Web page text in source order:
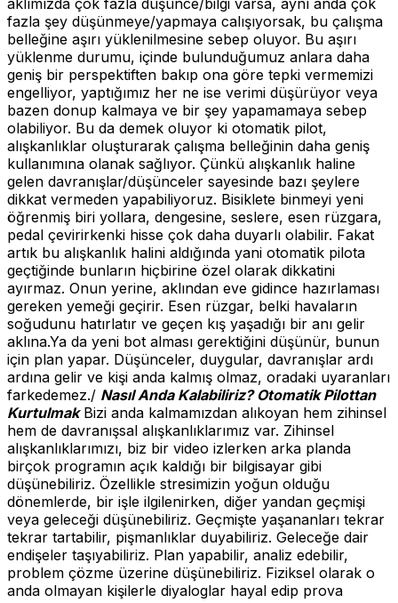
aklımızda çok fazla düşünce/bilgi varsa, aynı anda çok
fazla şey düşünmeye/yapmaya calışıyorsak, bu çalışma
belleğine aşırı yüklenilmesine sebep oluyor. Bu aşırı
yüklenme durumu, içinde bulunduğumuz anlara daha
geniş bir perspektiften bakıp ona göre tepki vermemizi
engelliyor, yaptığımız her ne ise verimi düşürüyor veya
bazen donup kalmaya ve bir şey yapamamaya sebep
olabiliyor. Bu da demek oluyor ki otomatik pilot,
alışkanlıklar oluşturarak çalışma belleğinin daha geniş
kullanımına olanak sağlıyor. Çünkü alışkanlık haline
gelen davranışlar/düşünceler sayesinde bazı şeylere
dikkat vermeden yapabiliyoruz. Bisiklete binmeyi yeni
öğrenmiş biri yollara, dengesine, seslere, esen rüzgara,
pedal çevirirkenki hisse çok daha duyarlı olabilir. Fakat
artık bu alışkanlık halini aldığında yani otomatik pilota
geçtiğinde bunların hiçbirine özel olarak dikkatini
ayırmaz. Onun yerine, aklından eve gidince hazırlaması
gereken yemeği geçirir. Esen rüzgar, belki havaların
soğudunu hatırlatır ve geçen kış yaşadığı bir anı gelir
aklına.Ya da yeni bot alması gerektiğini düşünür, bunun
için plan yapar. Düşünceler, duygular, davranışlar ardı
ardına gelir ve kişi anda kalmış olmaz, oradaki uyaranları
farkedemez./ Nasıl Anda Kalabiliriz? Otomatik Pilottan
KurtulmakBizi anda kalmamızdan alıkoyan hem zihinsel
hem de davranışsal alışkanlıklarımız var. Zihinsel
alışkanlıklarımızı, biz bir video izlerken arka planda
birçok programın açık kaldığı bir bilgisayar gibi
düşünebiliriz. Özellikle stresimizin yoğun olduğu
dönemlerde, bir işle ilgilenirken, diğer yandan geçmişi
veya geleceği düşünebiliriz. Geçmişte yaşananları tekrar
tekrar tartabilir, pişmanlıklar duyabiliriz. Geleceğe dair
endişeler taşıyabiliriz. Plan yapabilir, analiz edebilir,
problem çözme üzerine düşünebiliriz. Fiziksel olarak o
anda olmayan kişilerle diyaloglar hayal edip prova